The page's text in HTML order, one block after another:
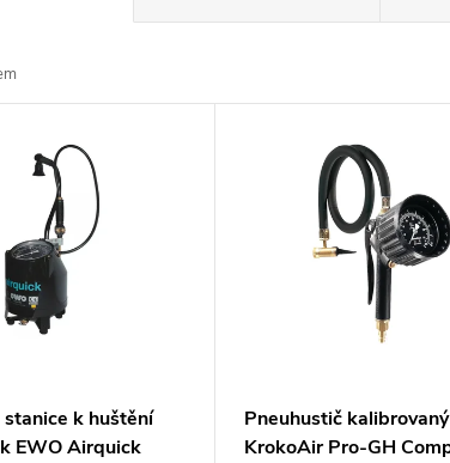
stanice k huštění
EWO Airquick
Pneuhustič kalibrovaný
KrokoAir Pro-GH